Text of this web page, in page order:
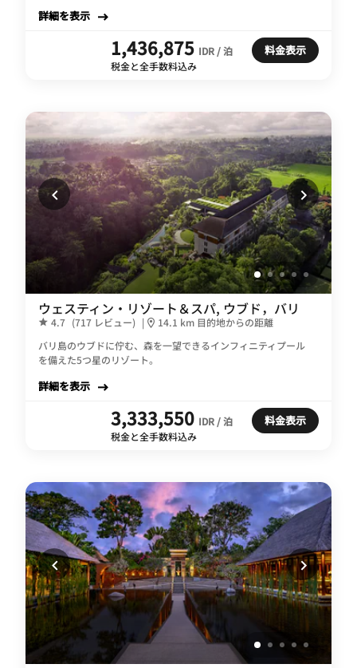
詳細を表示
1,436,875 IDR / 泊
税金と全手数料込み
料金表示
ウェスティン・リゾート＆スパ, ウブド，バリ
4.7 (717 レビュー) |
14.1 km 目的地からの距離
バリ島のウブドに佇む、森を一望できるインフィニティプール
を備えた5つ星のリゾート。
詳細を表示
3,333,550 IDR / 泊
税金と全手数料込み
料金表示